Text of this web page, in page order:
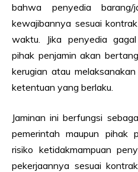
bahwa penyedia barang/
kewajibannya sesuai
waktu. Jika penyedia
pihak penjamin akan
kerugian atau
ketentuan yang berlaku.
Jaminan ini berfungsi
pemerintah maupun pihak
risiko ketidakmampuan
pekerjaannya sesuai